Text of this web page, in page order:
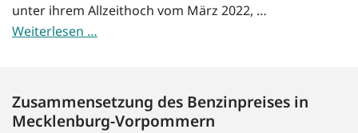
unter ihrem Allzeithoch vom März 2022, …
Weiterlesen …
Zusammensetzung des Benzinpreises in
Mecklenburg-Vorpommern